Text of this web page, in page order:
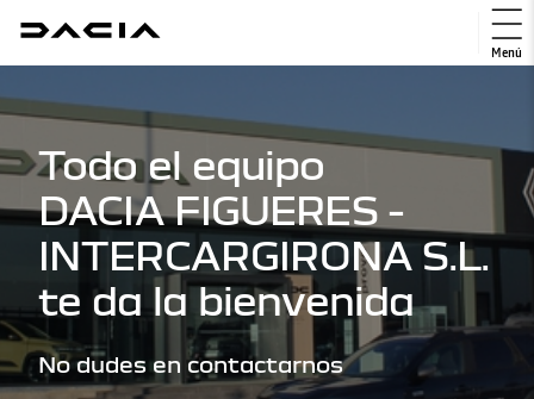
Menú
Todo el equipo
DACIA FIGUERES -
INTERCARGIRONA S.L.
te da la bienvenida
No dudes en contactarnos